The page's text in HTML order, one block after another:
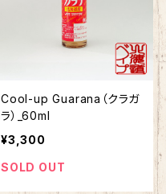
Cool-up Guarana（クラガ
ラ）_60ml
¥3,300
SOLD OUT